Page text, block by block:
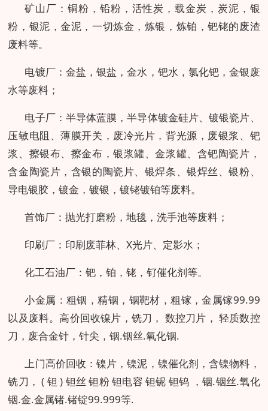
矿山厂：铜粉，铅粉，活性炭，载金炭，炭泥，银
粉，银泥，金泥，一切炼金，炼银，炼铂，钯铑的废渣
废料等。
电镀厂：金盐，银盐，金水，钯水，氯化钯，金银废
水等废料；
电子厂：半导体蓝膜，半导体镀金硅片、镀银瓷片、
压敏电阻、薄膜开关，废冷光片，背光源，废银浆、钯
浆、擦银布、擦金布，银浆罐、金浆罐、含钯陶瓷片，
含金陶瓷片，含银的陶瓷片、银焊条、银焊丝、银粉、
导电银胶，镀金，镀银，镀铑镀铂等废料。
首饰厂：抛光打磨粉，地毯，洗手池等废料；
印刷厂：印刷废菲林、X光片、定影水；
化工石油厂：钯，铂，铑，钌催化剂等。
小金属：粗铟，精铟，铟靶材，粗镓，金属镓99.99
以及废料。高价回收镍片，铣刀， 数控刀片， 轻质数控
刀，废合金针，针尖，铟.铟丝.氧化铟.
上门高价回收：镍片，镍泥，镍催化剂，含镍物料，
铣刀， ( 钽 ) 钽丝 钽粉 钽电容 钽铌 钽钨 ，铟.铟丝.氧化
铟.金.金属锗.锗锭99.999等.